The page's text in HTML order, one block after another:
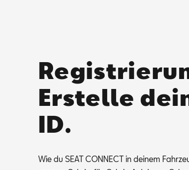
Erstelle
ID.
Wie du SEAT CON­NEC­T in dei­nem